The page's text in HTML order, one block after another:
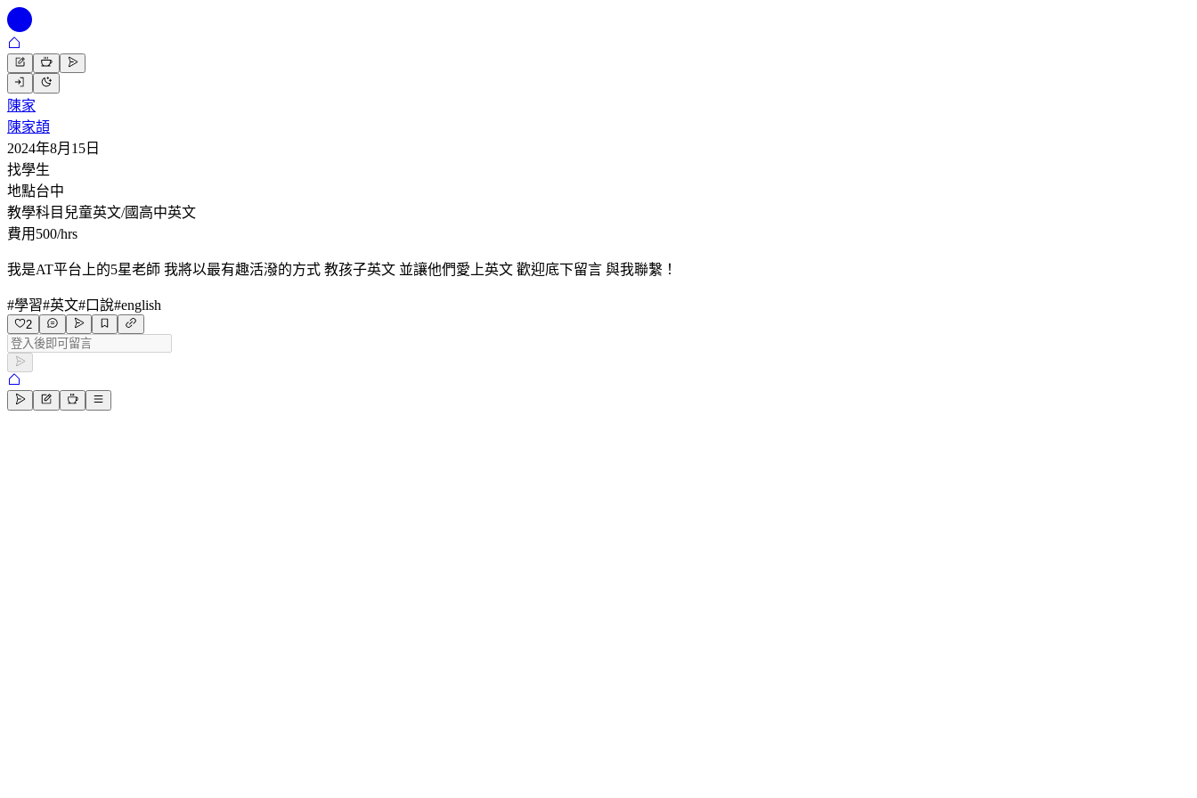
陳家
陳家頡
2024年8月15日
找學生
地點台中
教學科目 兒童英文/國高中英文
費用 500/hrs
我是AT平台上的5星老師 我將以最有趣活潑的方式 教孩子英文 並讓他們愛上英文 歡迎底下留言 與我聯繫！
#學習#英文#口說#english
2